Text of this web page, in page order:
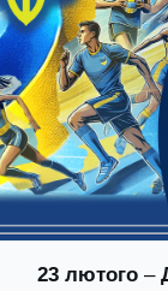
23 лютого –